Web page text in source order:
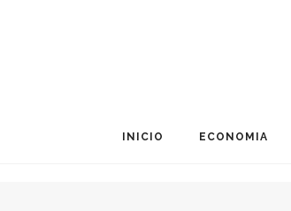
INICIO ECONOMIA